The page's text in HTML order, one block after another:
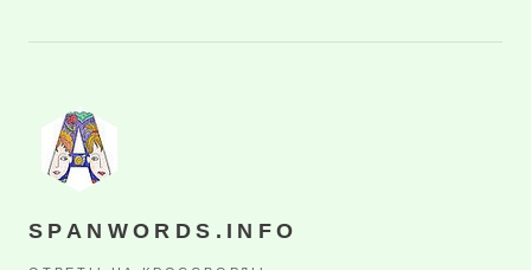
SPANWORDS.INFO